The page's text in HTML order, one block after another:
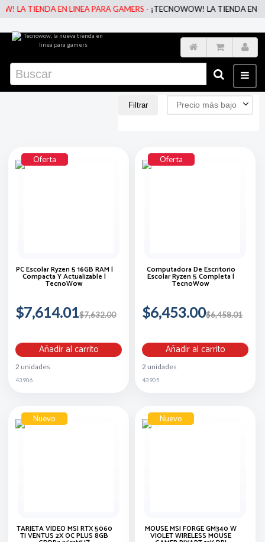
TIENDA EN LINEA PARA GAMERS -¡TECNOWOW! LA TIENDA EN
Filtrar Precio más bajo
PC Escolar Ryzen 5 16GB RAM |
Compacta Y Actualizable |
TecnoWow
$7,632.00
$7,614.01
Añadir al carrito
2 unidades
Oferta
43906
Computadora De Escritorio
Escolar Ryzen 5 Completa |
TecnoWow
$6,458.01
$6,453.00
Añadir al carrito
2 unidades
Oferta
43905
TARJETA VIDEO MSI RTX 5060
TI VENTUS 2X OC PLUS 8GB
Nuevo
MOUSE MSI FORGE GM340 W
VIOLET WIRELESS MOUSE
Nuevo